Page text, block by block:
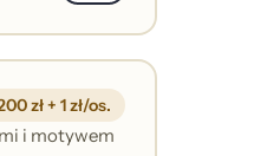
zł + 1 zł/os.
i motywem